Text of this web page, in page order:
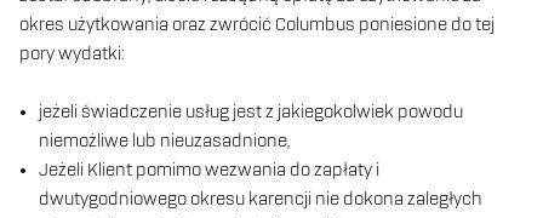
okres użytkowania oraz zwrócić Columbus poniesione do tej
pory wydatki:
jeżeli świadczenie usług jest z jakiegokolwiek powodu
niemożliwe lub nieuzasadnione,
Jeżeli Klient pomimo wezwania do zapłaty i
dwutygodniowego okresu karencji nie dokona zaległych